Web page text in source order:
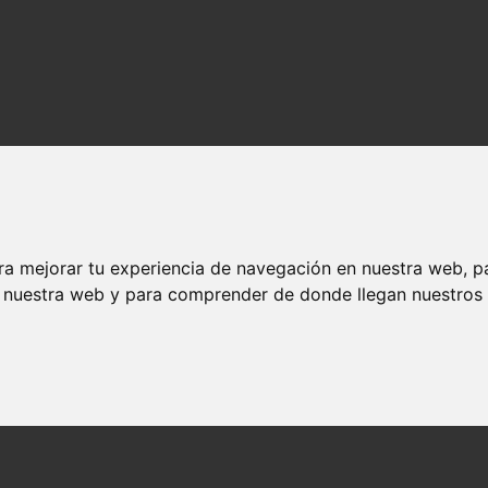
mejorar tu experiencia de navegación en nuestra web,
web y para comprender de donde llegan